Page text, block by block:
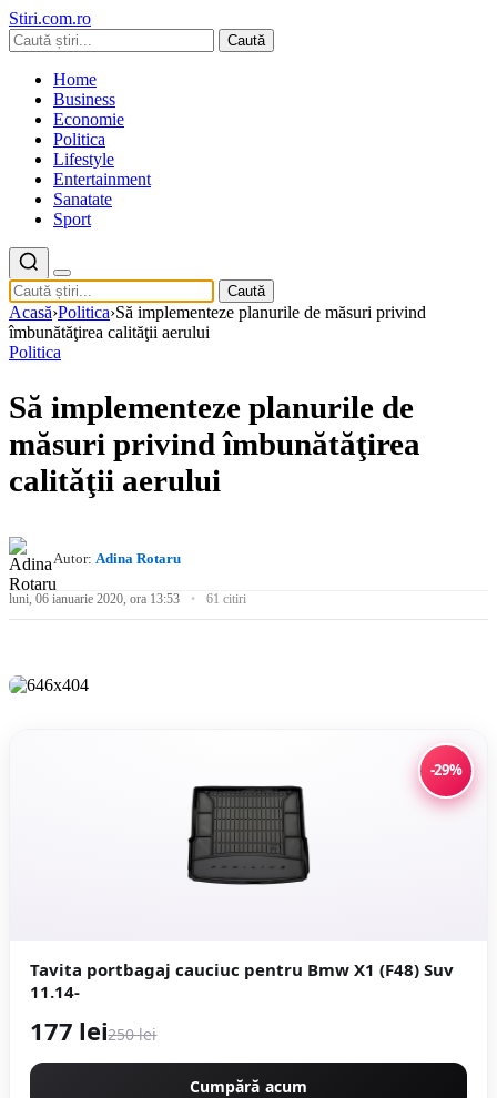
Stiri.com.ro
Caută
Home
Business
Economie
Politica
Lifestyle
Entertainment
Sanatate
Sport
Caută
Acasă›Politica›Să implementeze planurile de măsuri privind
îmbunătăţirea calităţii aerului
Politica
Să implementeze planurile de
măsuri privind îmbunătăţirea
calităţii aerului
Autor: Adina Rotaru
luni, 06 ianuarie 2020, ora 13:53 61 citiri
-29%
Tavita portbagaj cauciuc pentru Bmw X1 (F48) Suv
11.14-
177 lei250 lei
Cumpără acum